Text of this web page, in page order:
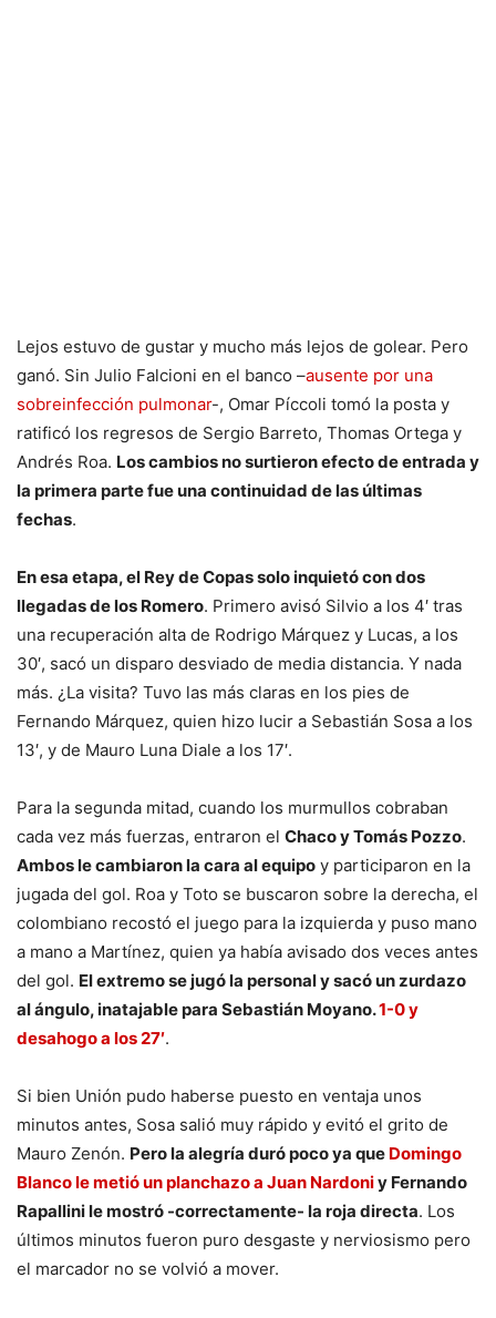
Lejos estuvo de gustar y mucho más lejos de golear. Pero
ganó. Sin Julio Falcioni en el banco –ausente por una
sobreinfección pulmonar-, Omar Píccoli tomó la posta y
ratificó los regresos de Sergio Barreto, Thomas Ortega y
Andrés Roa. Los cambios no surtieron efecto de entrada y
la primera parte fue una continuidad de las últimas
fechas.
En esa etapa, el Rey de Copas solo inquietó con dos
llegadas de los Romero. Primero avisó Silvio a los 4′ tras
una recuperación alta de Rodrigo Márquez y Lucas, a los
30′, sacó un disparo desviado de media distancia. Y nada
más. ¿La visita? Tuvo las más claras en los pies de
Fernando Márquez, quien hizo lucir a Sebastián Sosa a los
13′, y de Mauro Luna Diale a los 17′.
Para la segunda mitad, cuando los murmullos cobraban
cada vez más fuerzas, entraron el Chaco y Tomás Pozzo.
Ambos le cambiaron la cara al equipo y participaron en la
jugada del gol. Roa y Toto se buscaron sobre la derecha, el
colombiano recostó el juego para la izquierda y puso mano
a mano a Martínez, quien ya había avisado dos veces antes
del gol. El extremo se jugó la personal y sacó un zurdazo
al ángulo, inatajable para Sebastián Moyano.1-0 y
desahogo a los 27′.
Si bien Unión pudo haberse puesto en ventaja unos
minutos antes, Sosa salió muy rápido y evitó el grito de
Mauro Zenón. Pero la alegría duró poco ya que Domingo
Blanco le metió un planchazo a Juan Nardoniy Fernando
Rapallini le mostró -correctamente- la roja directa. Los
últimos minutos fueron puro desgaste y nerviosismo pero
el marcador no se volvió a mover.